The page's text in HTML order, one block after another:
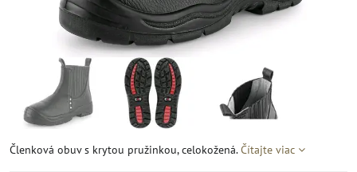
Členková obuv s krytou pružinkou, celokožená.Čítajte viac